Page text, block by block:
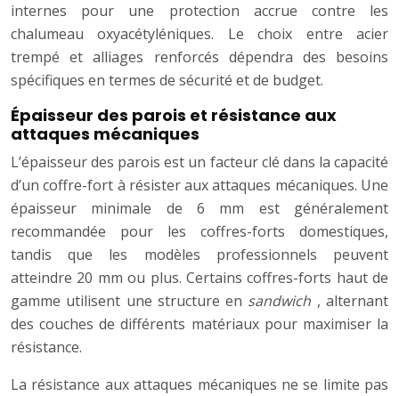
internes pour une protection accrue contre les
chalumeau oxyacétyléniques. Le choix entre acier
trempé et alliages renforcés dépendra des besoins
spécifiques en termes de sécurité et de budget.
Épaisseur des parois et résistance aux
attaques mécaniques
L’épaisseur des parois est un facteur clé dans la capacité
d’un coffre-fort à résister aux attaques mécaniques. Une
épaisseur minimale de 6 mm est généralement
recommandée pour les coffres-forts domestiques,
tandis que les modèles professionnels peuvent
atteindre 20 mm ou plus. Certains coffres-forts haut de
gamme utilisent une structure en sandwich , alternant
des couches de différents matériaux pour maximiser la
résistance.
La résistance aux attaques mécaniques ne se limite pas